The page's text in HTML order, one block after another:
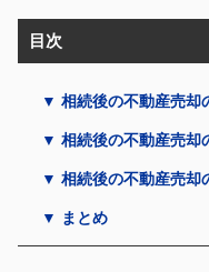
目次
▼ 相続後の不動産売却
▼ 相続後の不動産売却
▼ 相続後の不動産売却
▼ まとめ